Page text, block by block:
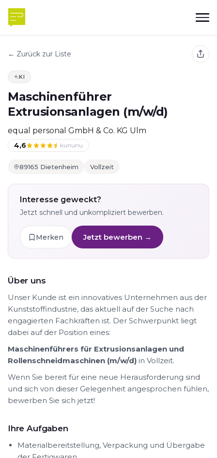
← Zurück zur Liste
KI
Maschinenführer
Extrusionsanlagen (m/w/d)
equal personal GmbH & Co. KG Ulm
4,6 kununu
89165 Dietenheim Vollzeit
Interesse geweckt?
Jetzt schnell und unkompliziert bewerben.
Merken Jetzt bewerben →
Über uns
Unser Kunde ist ein innovatives Unternehmen aus der
Kunststoffindustrie, das aktuell auf der Suche nach
engagierten Fachkräften ist. Der Schwerpunkt liegt
dabei auf der Position eines:
Maschinenführers für Extrusionsanlagen und
Rollenschneidmaschinen (m/w/d) in Vollzeit.
Wenn Sie bereit für eine neue Herausforderung sind
und sich von dieser Gelegenheit angesprochen fühlen,
bewerben Sie sich jetzt!
Ihre Aufgaben
Materialbereitstellung, Verpackung und Übergabe